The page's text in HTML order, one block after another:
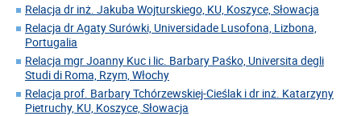
Relacja dr inż. Jakuba Wojturskiego, KU, Koszyce, Słowacja
Relacja dr Agaty Surówki, Universidade Lusofona, Lizbona,
Portugalia
Relacja mgr Joanny Kuc i lic. Barbary Paśko, Universita degli
Studi di Roma, Rzym, Włochy
Relacja prof. Barbary Tchórzewskiej-Cieślak i dr inż. Katarzyny
Pietruchy, KU, Koszyce, Słowacja